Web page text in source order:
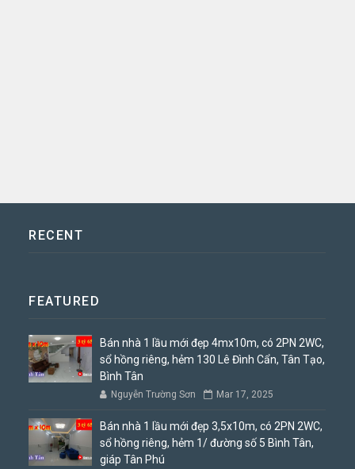
RECENT
FEATURED
Bán nhà 1 lầu mới đẹp 4mx10m, có 2PN 2WC,
sổ hồng riêng, hẻm 130 Lê Đình Cẩn, Tân Tạo,
Bình Tân
Nguyễn Trường Sơn Mar 17, 2025
Bán nhà 1 lầu mới đẹp 3,5x10m, có 2PN 2WC,
sổ hồng riêng, hẻm 1/ đường số 5 Bình Tân,
giáp Tân Phú